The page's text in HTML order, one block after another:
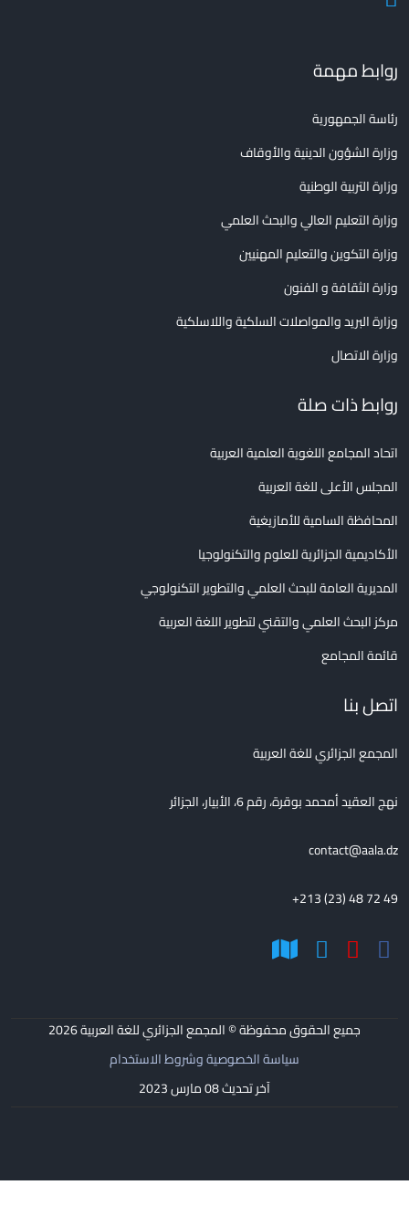
روابط مهمة
رئاسة الجمهورية
وزارة الشؤون الدينية والأوقاف
وزارة التربية الوطنية
وزارة التعليم العالي والبحث العلمي
وزارة التكوين والتعليم المهنيين
وزارة الثقافة و الفنون
وزارة البريد والمواصلات السلكية واللاسلكية
وزارة الاتصال
روابط ذات صلة
اتحاد المجامع اللغوية العلمية العربية
المجلس الأعلى للغة العربية
المحافظة السامية للأمازيغية
الأكاديمية الجزائرية للعلوم والتكنولوجيا
المديرية العامة للبحث العلمي والتطوير التكنولوجي
مركز البحث العلمي والتقني لتطوير اللغة العربية
قائمة المجامع
اتصل بنا
المجمع الجزائري للغة العربية
نهج العقيد أمحمد بوقرة، رقم 6، الأبيار، الجزائر
contact@aala.dz
+213 (23) 48 72 49
جميع الحقوق محفوظة © المجمع الجزائري للغة العربية2026
سياسة الخصوصية وشروط الاستخدام
آخر تحديث 08 مارس 2023